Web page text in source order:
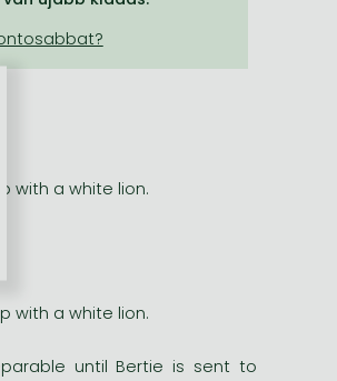
with a white lion.
with a white lion.
until Bertie is sent to